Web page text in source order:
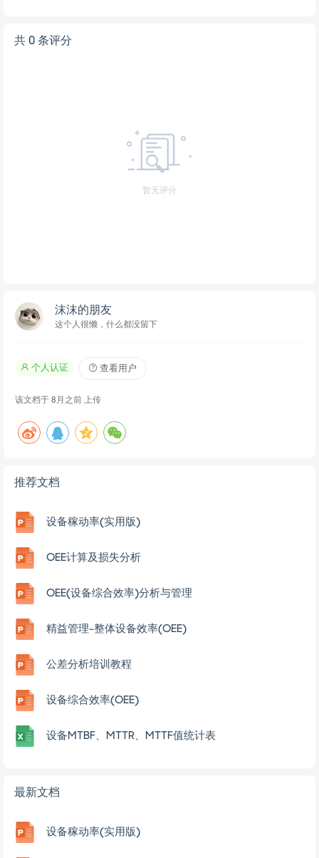
共 0 条评分
暂无评分
沫沫的朋友
这个人很懒，什么都没留下
个人认证 查看用户
该文档于 8月之前 上传
推荐文档
设备稼动率(实用版)
OEE计算及损失分析
OEE(设备综合效率)分析与管理
精益管理-整体设备效率(OEE)
公差分析培训教程
设备综合效率(OEE)
设备MTBF、MTTR、MTTF值统计表
最新文档
设备稼动率(实用版)